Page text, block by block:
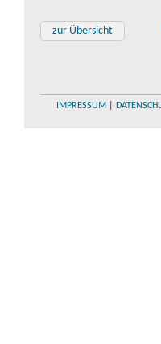
zur Übersicht
IMPRESSUM